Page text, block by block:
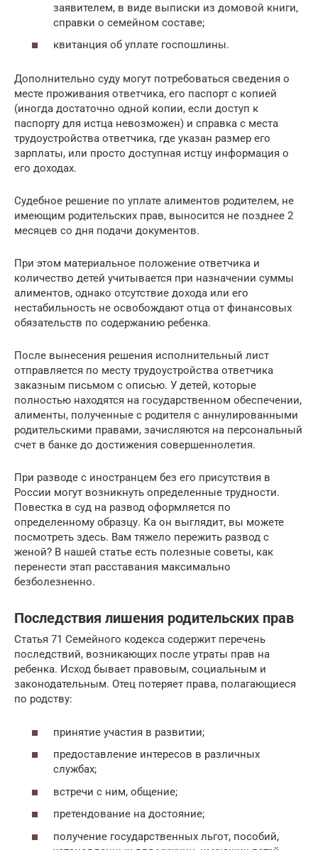
заявителем, в виде выписки из домовой книги,
справки о семейном составе;
квитанция об уплате госпошлины.
Дополнительно суду могут потребоваться сведения о
месте проживания ответчика, его паспорт с копией
(иногда достаточно одной копии, если доступ к
паспорту для истца невозможен) и справка с места
трудоустройства ответчика, где указан размер его
зарплаты, или просто доступная истцу информация о
его доходах.
Судебное решение по уплате алиментов родителем, не
имеющим родительских прав, выносится не позднее 2
месяцев со дня подачи документов.
При этом материальное положение ответчика и
количество детей учитывается при назначении суммы
алиментов, однако отсутствие дохода или его
нестабильность не освобождают отца от финансовых
обязательств по содержанию ребенка.
После вынесения решения исполнительный лист
отправляется по месту трудоустройства ответчика
заказным письмом с описью. У детей, которые
полностью находятся на государственном обеспечении,
алименты, полученные с родителя с аннулированными
родительскими правами, зачисляются на персональный
счет в банке до достижения совершеннолетия.
При разводе с иностранцем без его присутствия в
России могут возникнуть определенные трудности.
Повестка в суд на развод оформляется по
определенному образцу. Ка он выглядит, вы можете
посмотреть здесь. Вам тяжело пережить развод с
женой? В нашей статье есть полезные советы, как
перенести этап расставания максимально
безболезненно.
Последствия лишения родительских прав
Статья 71 Семейного кодекса содержит перечень
последствий, возникающих после утраты прав на
ребенка. Исход бывает правовым, социальным и
законодательным. Отец потеряет права, полагающиеся
по родству:
принятие участия в развитии;
предоставление интересов в различных
службах;
встречи с ним, общение;
претендование на достояние;
получение государственных льгот, пособий,